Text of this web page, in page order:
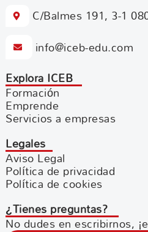
C/Balmes 191, 3-1
info@iceb-edu.com
Explora ICEB
Formación
Emprende
Servicios a empresas
Legales
Aviso Legal
Política de privacidad
Política de cookies
¿Tienes preguntas?
No dudes en escribirnos,